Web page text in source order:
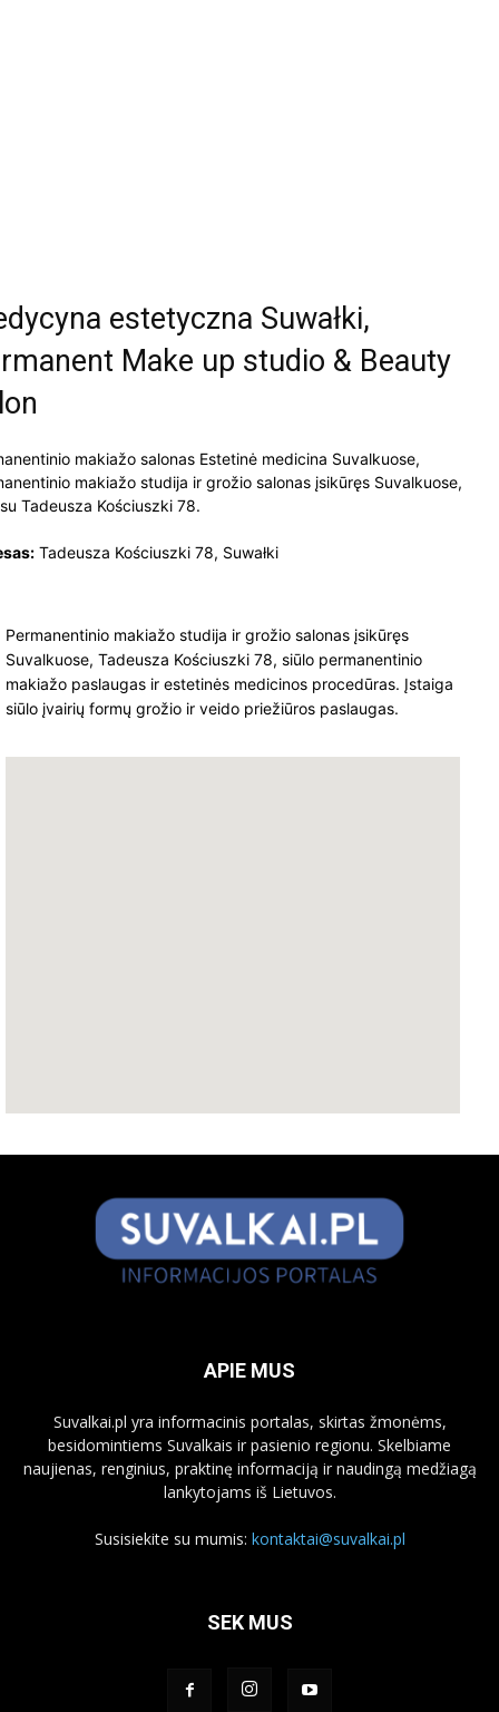
estetyczna Suwałki,
Make up studio & Beauty
makiažo salonas Estetinė medicina Suvalkuose,
makiažo studija ir grožio salonas įsikūręs Suvalkuose,
Tadeusza Kościuszki 78.
Tadeusza Kościuszki 78, Suwałki
Permanentinio makiažo studija ir grožio salonas įsikūręs
Suvalkuose, Tadeusza Kościuszki 78, siūlo permanentinio
makiažo paslaugas ir estetinės medicinos procedūras. Įstaiga
siūlo įvairių formų grožio ir veido priežiūros paslaugas.
APIE MUS
Suvalkai.pl yra informacinis portalas, skirtas žmonėms,
besidomintiems Suvalkais ir pasienio regionu. Skelbiame
naujienas, renginius, praktinę informaciją ir naudingą medžiagą
lankytojams iš Lietuvos.
Susisiekite su mumis: kontaktai@suvalkai.pl
SEK MUS